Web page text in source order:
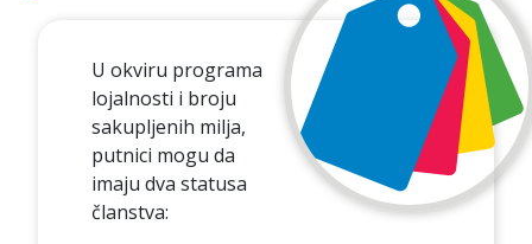
U okviru programa
lojalnosti i broju
sakupljenih milja,
putnici mogu da
imaju dva statusa
članstva: